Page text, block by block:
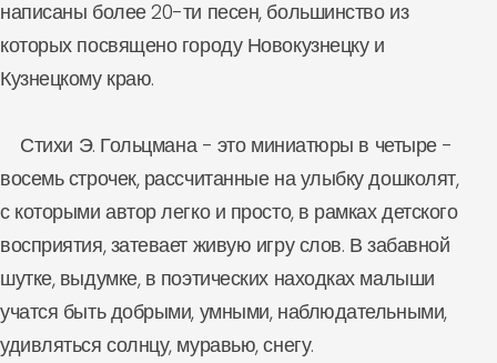
написаны более 20-ти песен, большинство из
которых посвящено городу Новокузнецку и
Кузнецкому краю.
Стихи Э. Гольцмана - это миниатюры в четыре -
восемь строчек, рассчитанные на улыбку дошколят,
с которыми автор легко и просто, в рамках детского
восприятия, затевает живую игру слов. В забавной
шутке, выдумке, в поэтических находках малыши
учатся быть добрыми, умными, наблюдательными,
удивляться солнцу, муравью, снегу.